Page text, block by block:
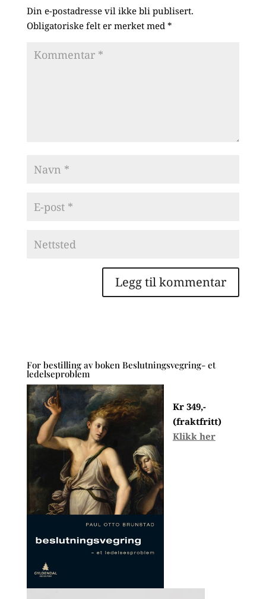
Din e-postadresse vil ikke bli publisert.
Obligatoriske felt er merket med *
For bestilling av boken Beslutningsvegring- et
ledelseproblem
Kr 349,-
(fraktfritt)
Klikk her